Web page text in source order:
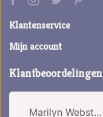
Klantenservice
Mijn account
Klantbeoordelingen